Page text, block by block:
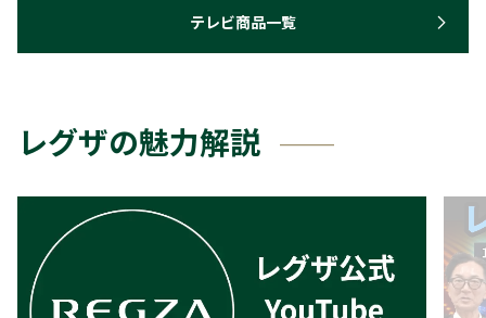
テレビ商品一覧
レグザの魅力解説